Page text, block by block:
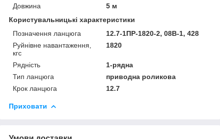
Довжина
5 м
Користувальницькі характеристики
Позначення ланцюга
12.7-1ПР-1820-2, 08B-1, 428
Руйнівне навантаження,
кгс
1820
Рядність
1-рядна
Тип ланцюга
приводна роликова
Крок ланцюга
12.7
Приховати